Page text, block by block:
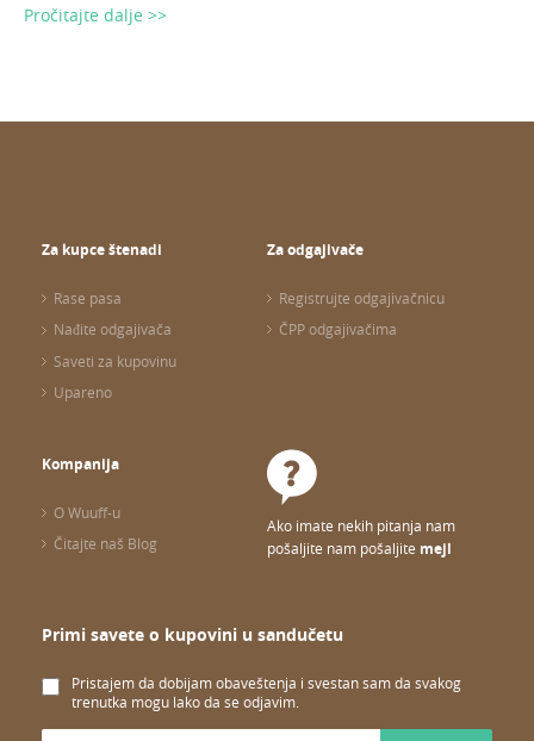
Pročitajte dalje >>
Za kupce štenadi
Rase pasa
Nađite odgajivača
Saveti za kupovinu
Upareno
Za odgajivače
Registrujte odgajivačnicu
ČPP odgajivačima
Kompanija
O Wuuff-u
Čitajte naš Blog
Ako imate nekih pitanja nam
pošaljite nam pošaljite mejl
Primi savete o kupovini u sandučetu
Pristajem da dobijam obaveštenja i svestan sam da svakog
trenutka mogu lako da se odjavim.